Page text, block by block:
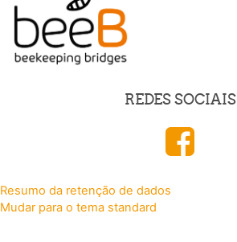
REDES SOCIAIS
Resumo da retenção de dados
Mudar para o tema standard